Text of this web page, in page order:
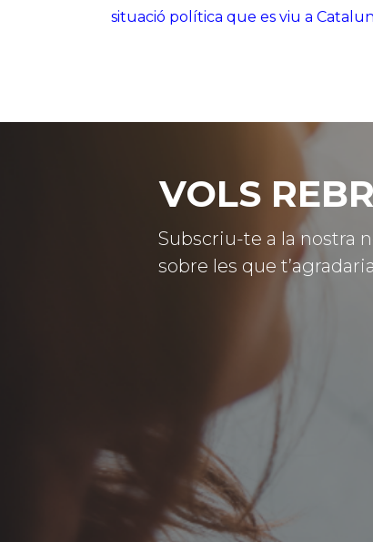
situació política que es viu a
VOLS
Subscriu-te a la nostra
sobre les que